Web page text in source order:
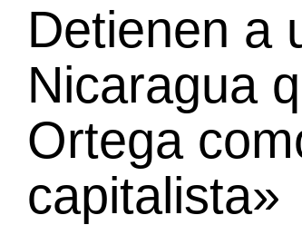
Detienen a
Nicaragua
Ortega
capitalista»